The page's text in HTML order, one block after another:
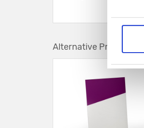
Alternative Produkte